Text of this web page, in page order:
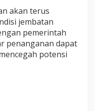
akan terus
jembatan
pemerintah
penanganan dapat
potensi